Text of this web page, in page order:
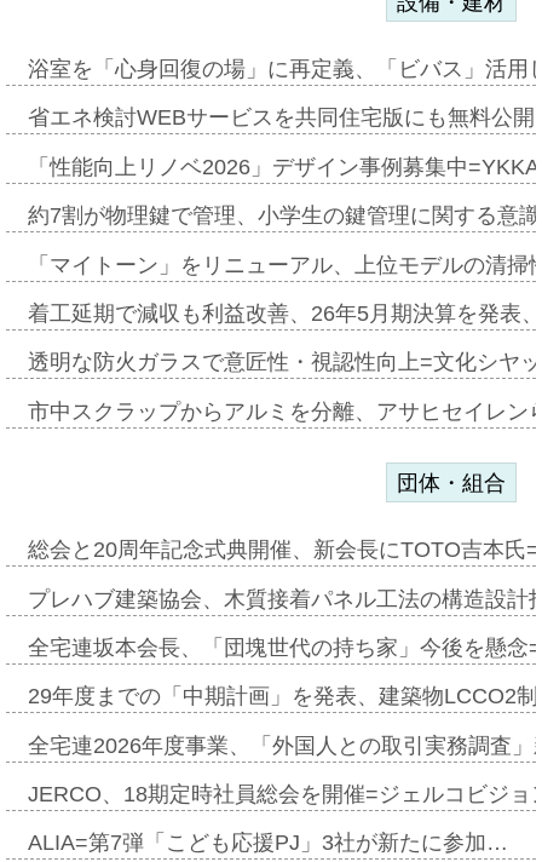
浴室を「心身回復の場」に再定義、「ビバス」活
省エネ検討WEBサービスを共同住宅版にも無料公
「性能向上リノベ2026」デザイン事例募集中
約7割が物理鍵で管理、小学生の鍵管理に関する意
「マイトーン」をリニューアル、上位モデルの清
着工延期で減収も利益改善、26年5月期決算を発表
透明な防火ガラスで意匠性・視認性向上=文化シヤ
市中スクラップからアルミを分離、アサヒセイレ
団体・組合
総会と20周年記念式典開催、新会長にTOTO吉本氏
プレハブ建築協会、木質接着パネル工法の構造設
全宅連坂本会長、「団塊世代の持ち家」今後を懸
29年度までの「中期計画」を発表、建築物LCCO2
全宅連2026年度事業、「外国人との取引実務調査
JERCO、18期定時社員総会を開催=ジェルコビジ
ALIA=第7弾「こども応援PJ」3社が新たに参加…